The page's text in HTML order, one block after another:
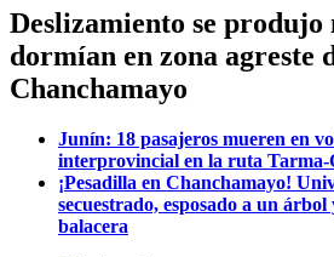
Deslizamiento se produjo
dormían en zona agreste
Chanchamayo
Junín: 18 pasajeros mueren en
interprovincial en la ruta
¡Pesadilla en Chanchamayo!
secuestrado, esposado a un
balacera